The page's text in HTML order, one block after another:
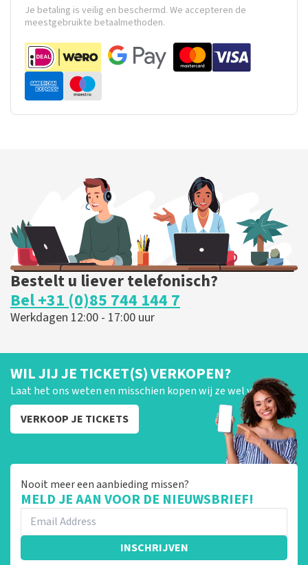
Je betaling is veilig en beschermd. We accepteren de
meestgebruikte betaalmethoden.
Bestelt u liever telefonisch?
Bel +31 (0)85 744 144 7
Werkdagen 12:00 - 17:00 uur
WIL JIJ JE TICKET(S) VERKOPEN?
Laat het ons weten en misschien kopen wij ze wel van je!
VERKOOP JE TICKETS
Nooit meer een aanbieding missen?
MELD JE AAN VOOR DE NIEUWSBRIEF!
INSCHRIJVEN